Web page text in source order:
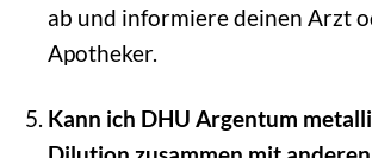
ab und informiere deinen Arzt
Apotheker.
Kann ich DHU Argentum